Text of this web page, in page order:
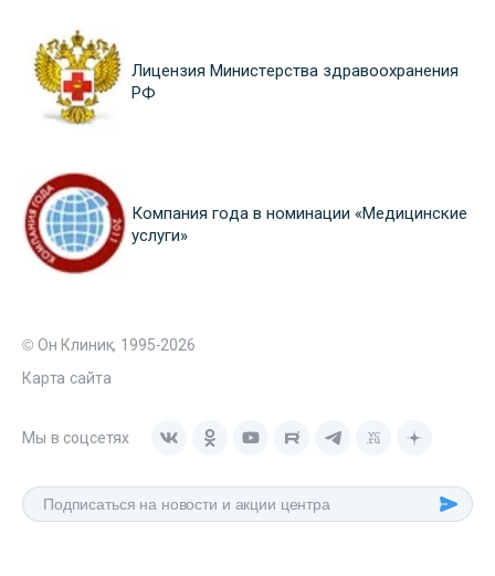
Лицензия Министерства здравоохранения
РФ
Компания года в номинации «Медицинские
услуги»
© Он Клиник, 1995-2026
Карта сайта
Мы в соцсетях